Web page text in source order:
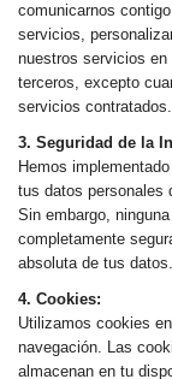
comunicarnos
servicios,
nuestros servicios
terceros, excepto
servicios contratados.
3. Seguridad de la
Hemos
tus datos personales
Sin embargo,
completamente
absoluta de tus datos.
4. Cookies:
Utilizamos cookies
navegación. Las
almacenan en tu